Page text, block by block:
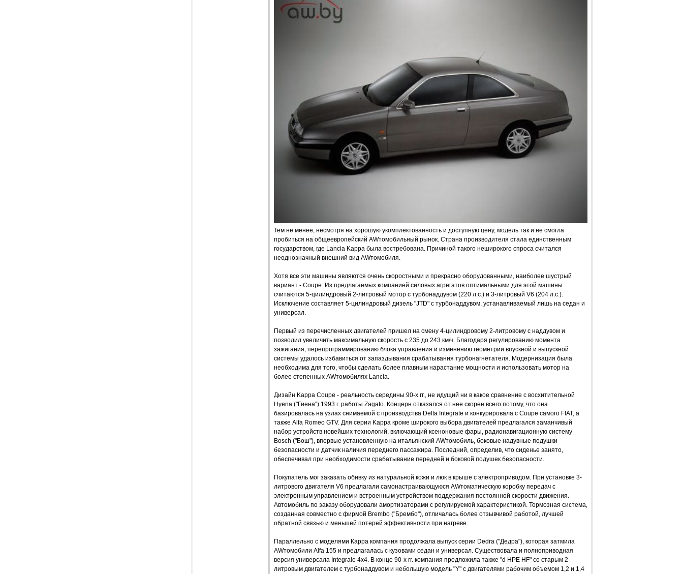
Тем не менее, несмотря на хорошую укомплектованность и доступную цену, модель так и не смогла
пробиться на общеевропейский AWтомобильный рынок. Страна производителя стала единственным
государством, где Lancia Kappa была востребована. Причиной такого неширокого спроса считался
неоднозначный внешний вид AWтомобиля.
Хотя все эти машины являются очень скоростными и прекрасно оборудованными, наиболее шустрый
вариант - Coupe. Из предлагаемых компанией силовых агрегатов оптимальными для этой машины
считаются 5-цилиндровый 2-литровый мотор с турбонаддувом (220 л.с.) и 3-литровый V6 (204 л.с.).
Исключение составляет 5-цилиндровый дизель "JTD" с турбонаддувом, устанавливаемый лишь на седан и
универсал.
Первый из перечисленных двигателей пришел на смену 4-цилиндровому 2-литровому с наддувом и
позволил увеличить максимальную скорость с 235 до 243 км/ч. Благодаря регулированию момента
зажигания, перепрограммированию блока управления и изменению геометрии впускной и выпускной
системы удалось избавиться от запаздывания срабатывания турбонагнетателя. Модернизация была
необходима для того, чтобы сделать более плавным нарастание мощности и использовать мотор на
более степенных AWтомобилях Lancia.
Дизайн Kappa Coupe - реальность середины 90-х гг., не идущий ни в какое сравнение с восхитительной
Hyena ("Гиена") 1993 г. работы Zagato. Концерн отказался от нее скорее всего потому, что она
базировалась на узлах снимаемой с производства Delta Integrate и конкурировала с Coupe самого FIAT, а
также Alfa Romeo GTV. Для серии Kappa кроме широкого выбора двигателей предлагался заманчивый
набор устройств новейших технологий, включающий ксеноновые фары, радионавигационную систему
Bosch ("Бош"), впервые установленную на итальянский AWтомобиль, боковые надувные подушки
безопасности и датчик наличия переднего пассажира. Последний, определив, что сиденье занято,
обеспечивал при необходимости срабатывание передней и боковой подушек безопасности.
Покупатель мог заказать обивку из натуральной кожи и люк в крыше с электроприводом. При установке 3-
литрового двигателя V6 предлагали самонастраивающуюся AWтоматическую коробку передач с
электронным управлением и встроенным устройством поддержания постоянной скорости движения.
Автомобиль по заказу оборудовали амортизаторами с регулируемой характеристикой. Тормозная система,
созданная совместно с фирмой Brembo ("Брембо"), отличалась более отзывчивой работой, лучшей
обратной связью и меньшей потерей эффективности при нагреве.
Параллельно с моделями Карра компания продолжала выпуск серии Dedra ("Дедра"), которая затмила
AWтомобили Alfa 155 и предлагалась с кузовами седан и универсал. Существовала и полноприводная
версия универсала Integrale 4x4. В конце 90-х гг. компания предложила также "d НРЕ HF" со старым 2-
литровым двигателем с турбонаддувом и небольшую модель "Y" с двигателями рабочим объемом 1,2 и 1,4